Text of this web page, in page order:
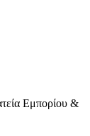
Εμπορίου &